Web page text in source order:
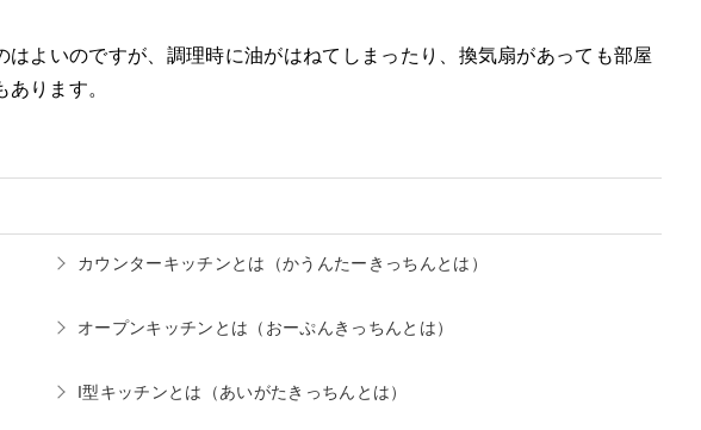
よいのですが、調理時に油がはねてしまったり、換気扇があっても部屋
ります。
カウンターキッチンとは （かうんたーきっちんとは）
オープンキッチンとは （おーぷんきっちんとは）
I型キッチンとは （あいがたきっちんとは）